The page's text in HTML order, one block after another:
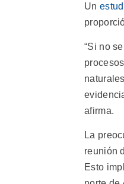
Un
“Si no
afirma.
La
reunión
Esto